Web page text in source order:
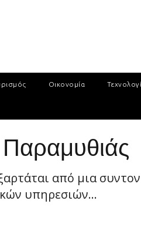
Οικονομία
Παραμυθιάς
από μια
υπηρεσιών...